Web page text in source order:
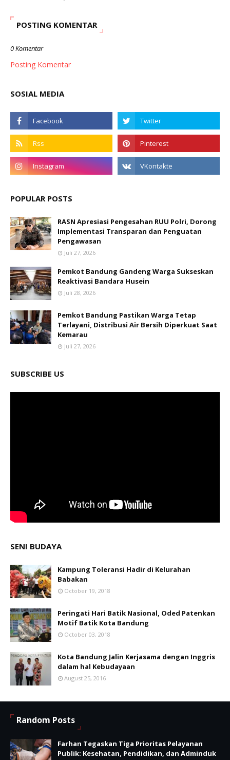
POSTING KOMENTAR
0 Komentar
Posting Komentar
SOSIAL MEDIA
POPULAR POSTS
RASN Apresiasi Pengesahan RUU Polri, Dorong
Implementasi Transparan dan Penguatan
Pengawasan
Juli 27, 2026
Pemkot Bandung Gandeng Warga Sukseskan
Reaktivasi Bandara Husein
Juli 28, 2026
Pemkot Bandung Pastikan Warga Tetap
Terlayani, Distribusi Air Bersih Diperkuat Saat
Kemarau
Juli 27, 2026
SUBSCRIBE US
SENI BUDAYA
Kampung Toleransi Hadir di Kelurahan
Babakan
October 19, 2018
Peringati Hari Batik Nasional, Oded Patenkan
Motif Batik Kota Bandung
October 03, 2018
Kota Bandung Jalin Kerjasama dengan Inggris
dalam hal Kebudayaan
August 25, 2016
Random Posts
Farhan Tegaskan Tiga Prioritas Pelayanan
Publik: Kesehatan, Pendidikan, dan Adminduk